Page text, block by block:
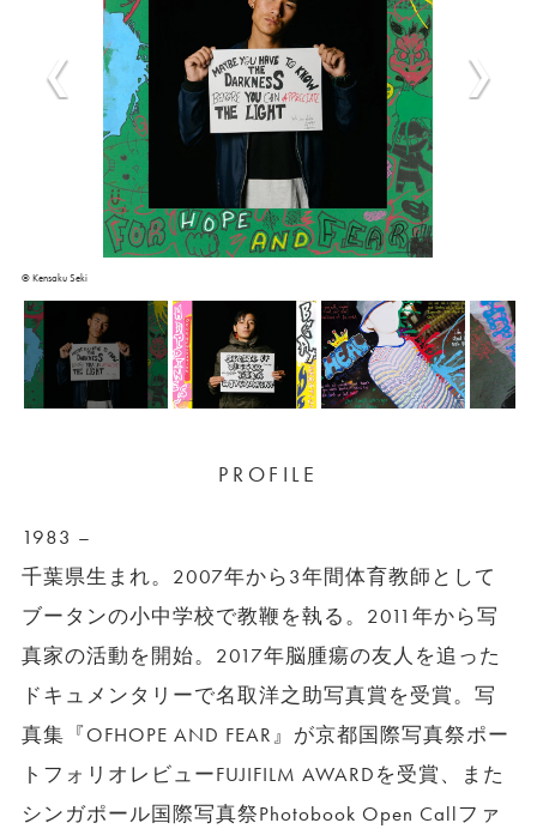
© Kensaku Seki
PROFILE
1983 –
千葉県生まれ。2007年から3年間体育教師として
ブータンの小中学校で教鞭を執る。2011年から写
真家の活動を開始。2017年脳腫瘍の友人を追った
ドキュメンタリーで名取洋之助写真賞を受賞。写
真集『OFHOPE AND FEAR』が京都国際写真祭ポー
トフォリオレビューFUJIFILM AWARDを受賞、また
シンガポール国際写真祭Photobook Open Callファ